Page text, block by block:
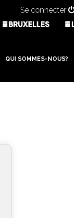
Se connecter
QUI SOMMES-NOUS?